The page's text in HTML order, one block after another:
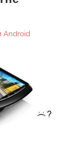
Android